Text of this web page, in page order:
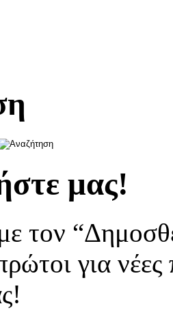
μας!
τον
για